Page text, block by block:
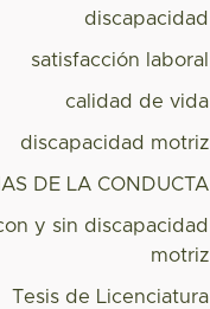
discapacidad
satisfacción laboral
calidad de vida
discapacidad motriz
DE LA CONDUCTA
y sin discapacidad
motriz
Tesis de Licenciatura